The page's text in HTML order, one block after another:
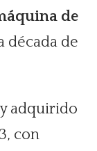
de
década de
y adquirido
con